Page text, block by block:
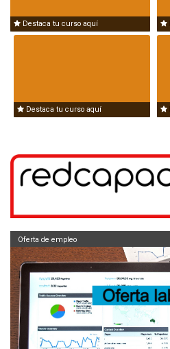
Destaca tu curso aquí
Destaca tu curso aquí
Oferta de empleo